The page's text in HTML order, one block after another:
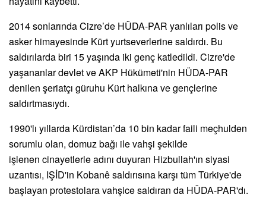
2014 sonlarında Cizre’de HÜDA-PAR yanlıları polis ve
asker himayesinde Kürt yurtseverlerine saldırdı. Bu
saldırılarda biri 15 yaşında iki genç katledildi. Cizre'de
yaşananlar devlet ve AKP Hükümeti'nin HÜDA-PAR
denilen şeriatçı güruhu Kürt halkına ve gençlerine
saldırtmasıydı.
1990'lı yıllarda Kürdistan’da 10 bin kadar faili meçhulden
sorumlu olan, domuz bağı ile vahşi şekilde
işlenen cinayetlerle adını duyuran Hizbullah'ın siyasi
uzantısı, IŞİD'in Kobanê saldırısına karşı tüm Türkiye'de
başlayan protestolara vahşice saldıran da HÜDA-PAR'dı.